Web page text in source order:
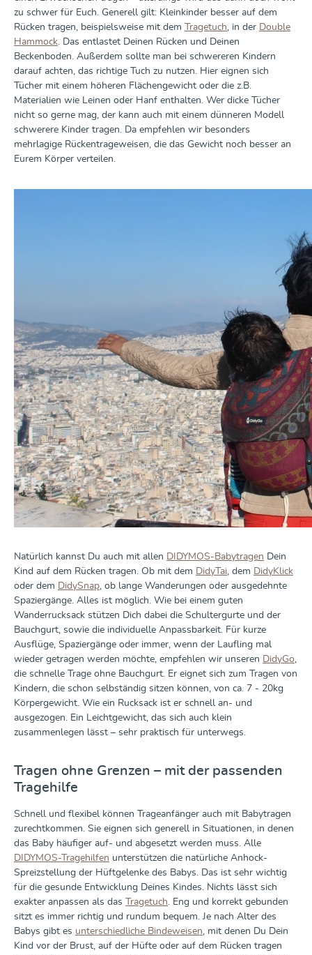
zu schwer für Euch. Generell gilt: Kleinkinder besser auf dem
Rücken tragen, beispielsweise mit dem
Tragetuch, in der Double
Hammock. Das entlastet Deinen Rücken und Deinen
Beckenboden. Außerdem sollte man bei schwereren Kindern
darauf achten, das richtige Tuch zu nutzen. Hier eignen sich
Tücher mit einem höheren Flächengewicht oder die z.B.
Materialien wie Leinen oder Hanf enthalten. Wer dicke Tücher
nicht so gerne mag, der kann auch mit einem dünneren Modell
schwerere Kinder tragen. Da empfehlen wir besonders
mehrlagige Rückentrageweisen, die das Gewicht noch besser an
Eurem Körper verteilen.
Natürlich kannst Du auch mit allen DIDYMOS-Babytragen Dein
Kind auf dem Rücken tragen. Ob mit dem DidyTai, dem DidyKlick
oder dem DidySnap, ob lange Wanderungen oder ausgedehnte
Spaziergänge. Alles ist möglich. Wie bei einem guten
Wanderrucksack stützen Dich dabei die Schultergurte und der
Bauchgurt, sowie die individuelle Anpassbarkeit. Für kurze
Ausflüge, Spaziergänge oder immer, wenn der Laufling mal
wieder getragen werden möchte, empfehlen wir unseren DidyGo,
die schnelle Trage ohne Bauchgurt. Er eignet sich zum Tragen von
Kindern, die schon selbständig sitzen können, von ca. 7 - 20kg
Körpergewicht. Wie ein Rucksack ist er schnell an- und
ausgezogen. Ein Leichtgewicht, das sich auch klein
zusammenlegen lässt – sehr praktisch für unterwegs.
Tragen ohne Grenzen – mit der passenden
Tragehilfe
Schnell und flexibel können Trageanfänger auch mit Babytragen
zurechtkommen. Sie eignen sich generell in Situationen, in denen
das Baby häufiger auf- und abgesetzt werden muss. Alle
DIDYMOS-Tragehilfen unterstützen die natürliche Anhock-
Spreizstellung der Hüftgelenke des Babys. Das ist sehr wichtig
für die gesunde Entwicklung Deines Kindes. Nichts lässt sich
exakter anpassen als das
Tragetuch. Eng und korrekt gebunden
sitzt es immer richtig und rundum bequem. Je nach Alter des
Babys gibt es unterschiedliche Bindeweisen, mit denen Du Dein
Kind vor der Brust, auf der Hüfte oder auf dem Rücken tragen